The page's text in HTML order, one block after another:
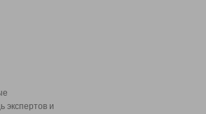
экспертов и